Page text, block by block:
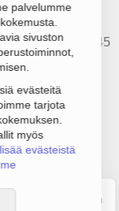
palvelumme
sivuston
evästeitä
tarjota
myös
evästeistä
milj. € ja tulos 445
ja
Rovaniemi.
YTJ, PRH, Traficom